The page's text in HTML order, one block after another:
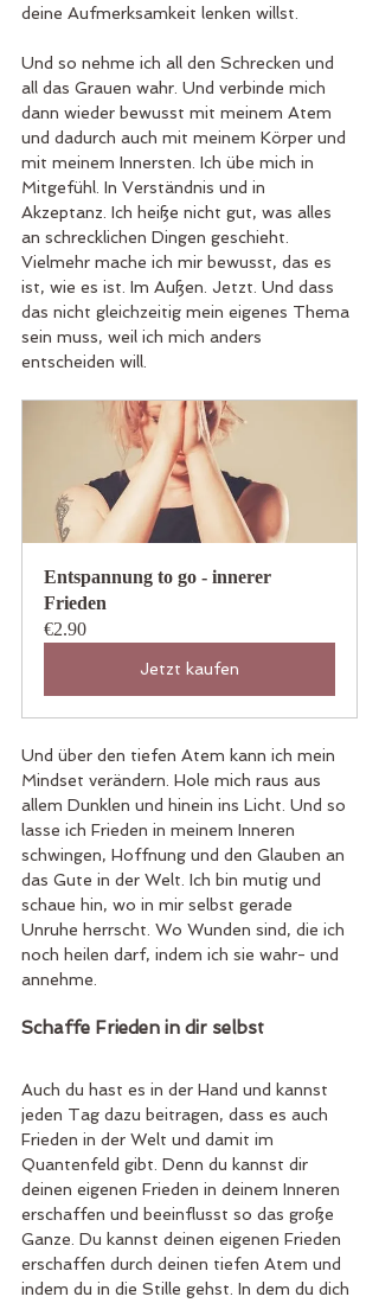
deine Aufmerksamkeit lenken willst.
Und so nehme ich all den Schrecken und
all das Grauen wahr. Und verbinde mich
dann wieder bewusst mit meinem Atem
und dadurch auch mit meinem Körper und
mit meinem Innersten. Ich übe mich in
Mitgefühl. In Verständnis und in
Akzeptanz. Ich heiße nicht gut, was alles
an schrecklichen Dingen geschieht.
Vielmehr mache ich mir bewusst, das es
ist, wie es ist. Im Außen. Jetzt. Und dass
das nicht gleichzeitig mein eigenes Thema
sein muss, weil ich mich anders
entscheiden will.
Entspannung to go - innerer
Frieden
€2.90
Jetzt kaufen
Und über den tiefen Atem kann ich mein
Mindset verändern. Hole mich raus aus
allem Dunklen und hinein ins Licht. Und so
lasse ich Frieden in meinem Inneren
schwingen, Hoffnung und den Glauben an
das Gute in der Welt. Ich bin mutig und
schaue hin, wo in mir selbst gerade
Unruhe herrscht. Wo Wunden sind, die ich
noch heilen darf, indem ich sie wahr- und
annehme.
Schaffe Frieden in dir selbst
Auch du hast es in der Hand und kannst
jeden Tag dazu beitragen, dass es auch
Frieden in der Welt und damit im
Quantenfeld gibt. Denn du kannst dir
deinen eigenen Frieden in deinem Inneren
erschaffen und beeinflusst so das große
Ganze. Du kannst deinen eigenen Frieden
erschaffen durch deinen tiefen Atem und
indem du in die Stille gehst. In dem du dich